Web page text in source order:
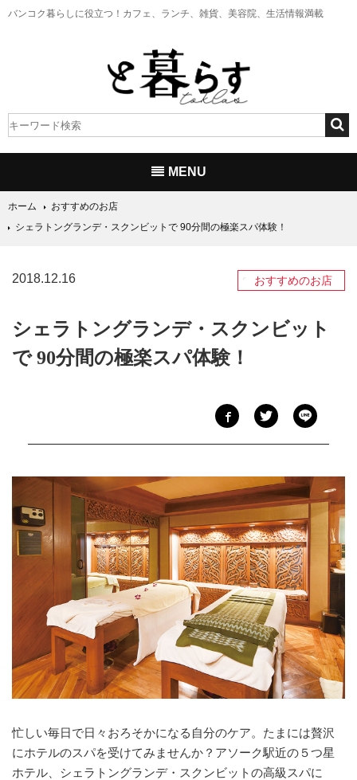
バンコク暮らしに役立つ！ カフェ、ランチ、雑貨、美容院、生活情報満載
MENU
ホーム
おすすめのお店
シェラトングランデ・スクンビットで 90分間の極楽スパ体験！
2018.12.16 おすすめのお店
シェラトングランデ・スクンビット
で 90分間の極楽スパ体験！
忙しい毎日で日々おろそかになる自分のケア。たまには贅沢
にホテルのスパを受けてみませんか？アソーク駅近の５つ星
ホテル、シェラトングランデ・スクンビットの高級スパに